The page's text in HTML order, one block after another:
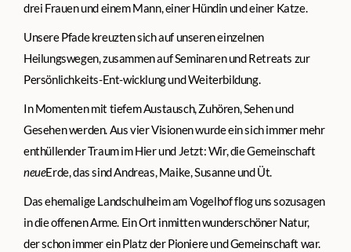
drei Frauen und einem Mann, einer Hündin und einer Katze.
Unsere Pfade kreuzten sich auf unseren einzelnen
Heilungswegen, zusammen auf Seminaren und Retreats zur
Persönlichkeits-Ent-wicklung und Weiterbildung.
In Momenten mit tiefem Austausch, Zuhören, Sehen und
Gesehen werden. Aus vier Visionen wurde ein sich immer mehr
enthüllender Traum im Hier und Jetzt: Wir, die Gemeinschaft
neueErde, das sind Andreas, Maike, Susanne und Üt.
Das ehemalige Landschulheim am Vogelhof flog uns sozusagen
in die offenen Arme. Ein Ort inmitten wunderschöner Natur,
der schon immer ein Platz der Pioniere und Gemeinschaft war.